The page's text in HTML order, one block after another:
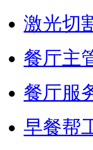
激光切
餐厅主
餐厅服
早餐帮